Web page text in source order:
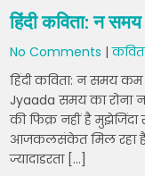
A
p
p
b
o
o
k
हिंदी कविता: न
No Comments |
हिंदी कविता: न समय
Jyaada समय का रोना
की फिक्र नहीं है
आजकलसंकेत मिल रहा है
ज्यादाडरता […]